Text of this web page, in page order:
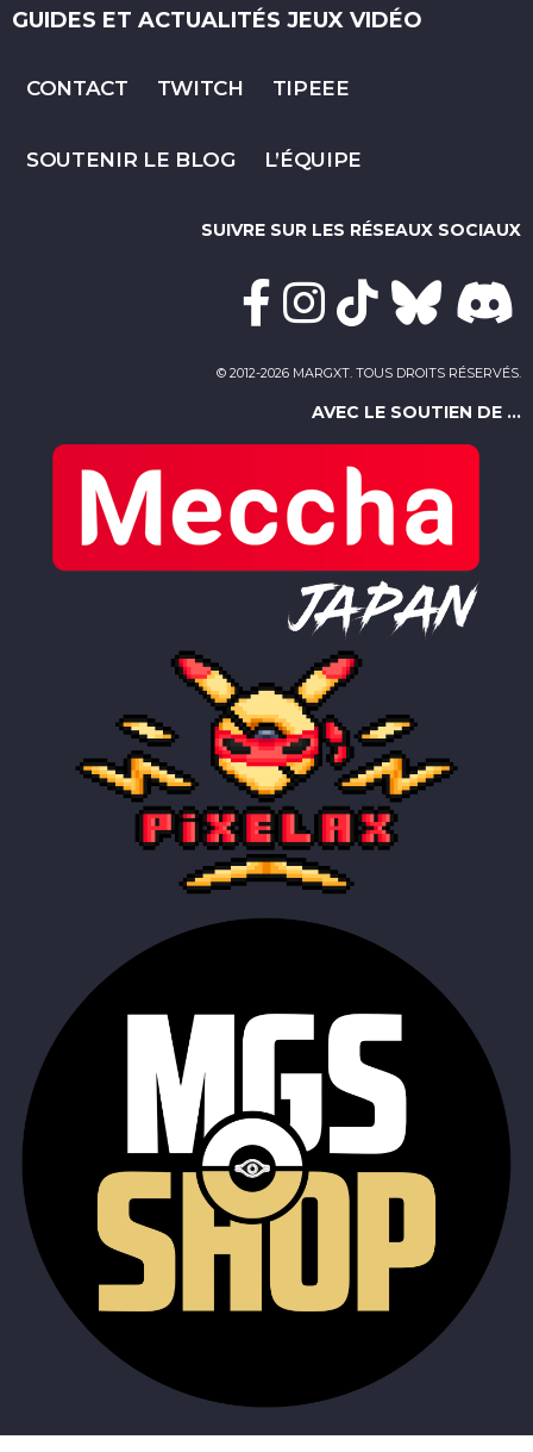
GUIDES ET ACTUALITÉS JEUX VIDÉO
CONTACT TWITCH TIPEEE
SOUTENIR LE BLOG L’ÉQUIPE
SUIVRE SUR LES RÉSEAUX SOCIAUX
© 2012-2026 MARGXT. TOUS DROITS RÉSERVÉS.
AVEC LE SOUTIEN DE ...